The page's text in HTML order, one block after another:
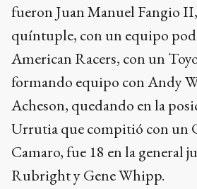
fueron Juan Manuel Fangio
quíntuple, con un equipo
American Racers, con un
formando equipo con Andy
Acheson, quedando en la
Urrutia que compitió con un
Camaro, fue 18 en la general
Rubright y Gene Whipp.